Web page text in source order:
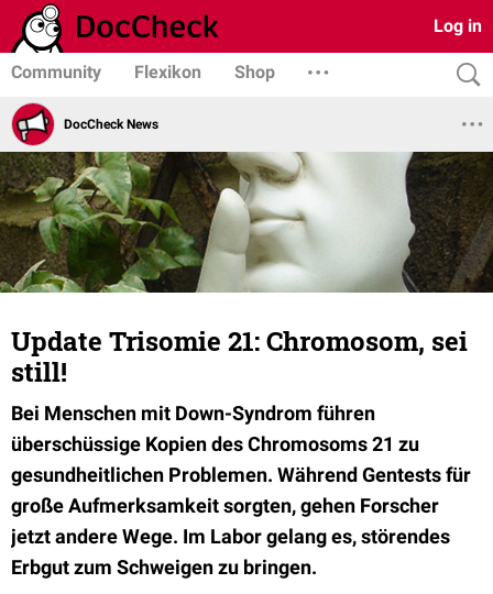
Log in
Community Flexikon Shop
DocCheck News
Update Trisomie 21: Chromosom, sei
still!
Bei Menschen mit Down-Syndrom führen
überschüssige Kopien des Chromosoms 21 zu
gesundheitlichen Problemen. Während Gentests für
große Aufmerksamkeit sorgten, gehen Forscher
jetzt andere Wege. Im Labor gelang es, störendes
Erbgut zum Schweigen zu bringen.